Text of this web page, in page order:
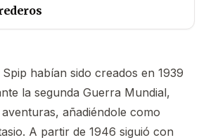
habían sido creados en 1939
la segunda Guerra Mundial,
añadiéndole como
A partir de 1946 siguió con